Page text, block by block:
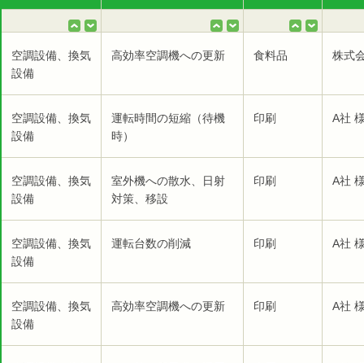
空調設備、換気
設備
高効率空調機への更新 食料品 株式
空調設備、換気
設備
運転時間の短縮（待機
時）
印刷 A社
空調設備、換気
設備
室外機への散水、日射
対策、移設
印刷 A社
空調設備、換気
設備
運転台数の削減 印刷 A社
空調設備、換気
設備
高効率空調機への更新 印刷 A社